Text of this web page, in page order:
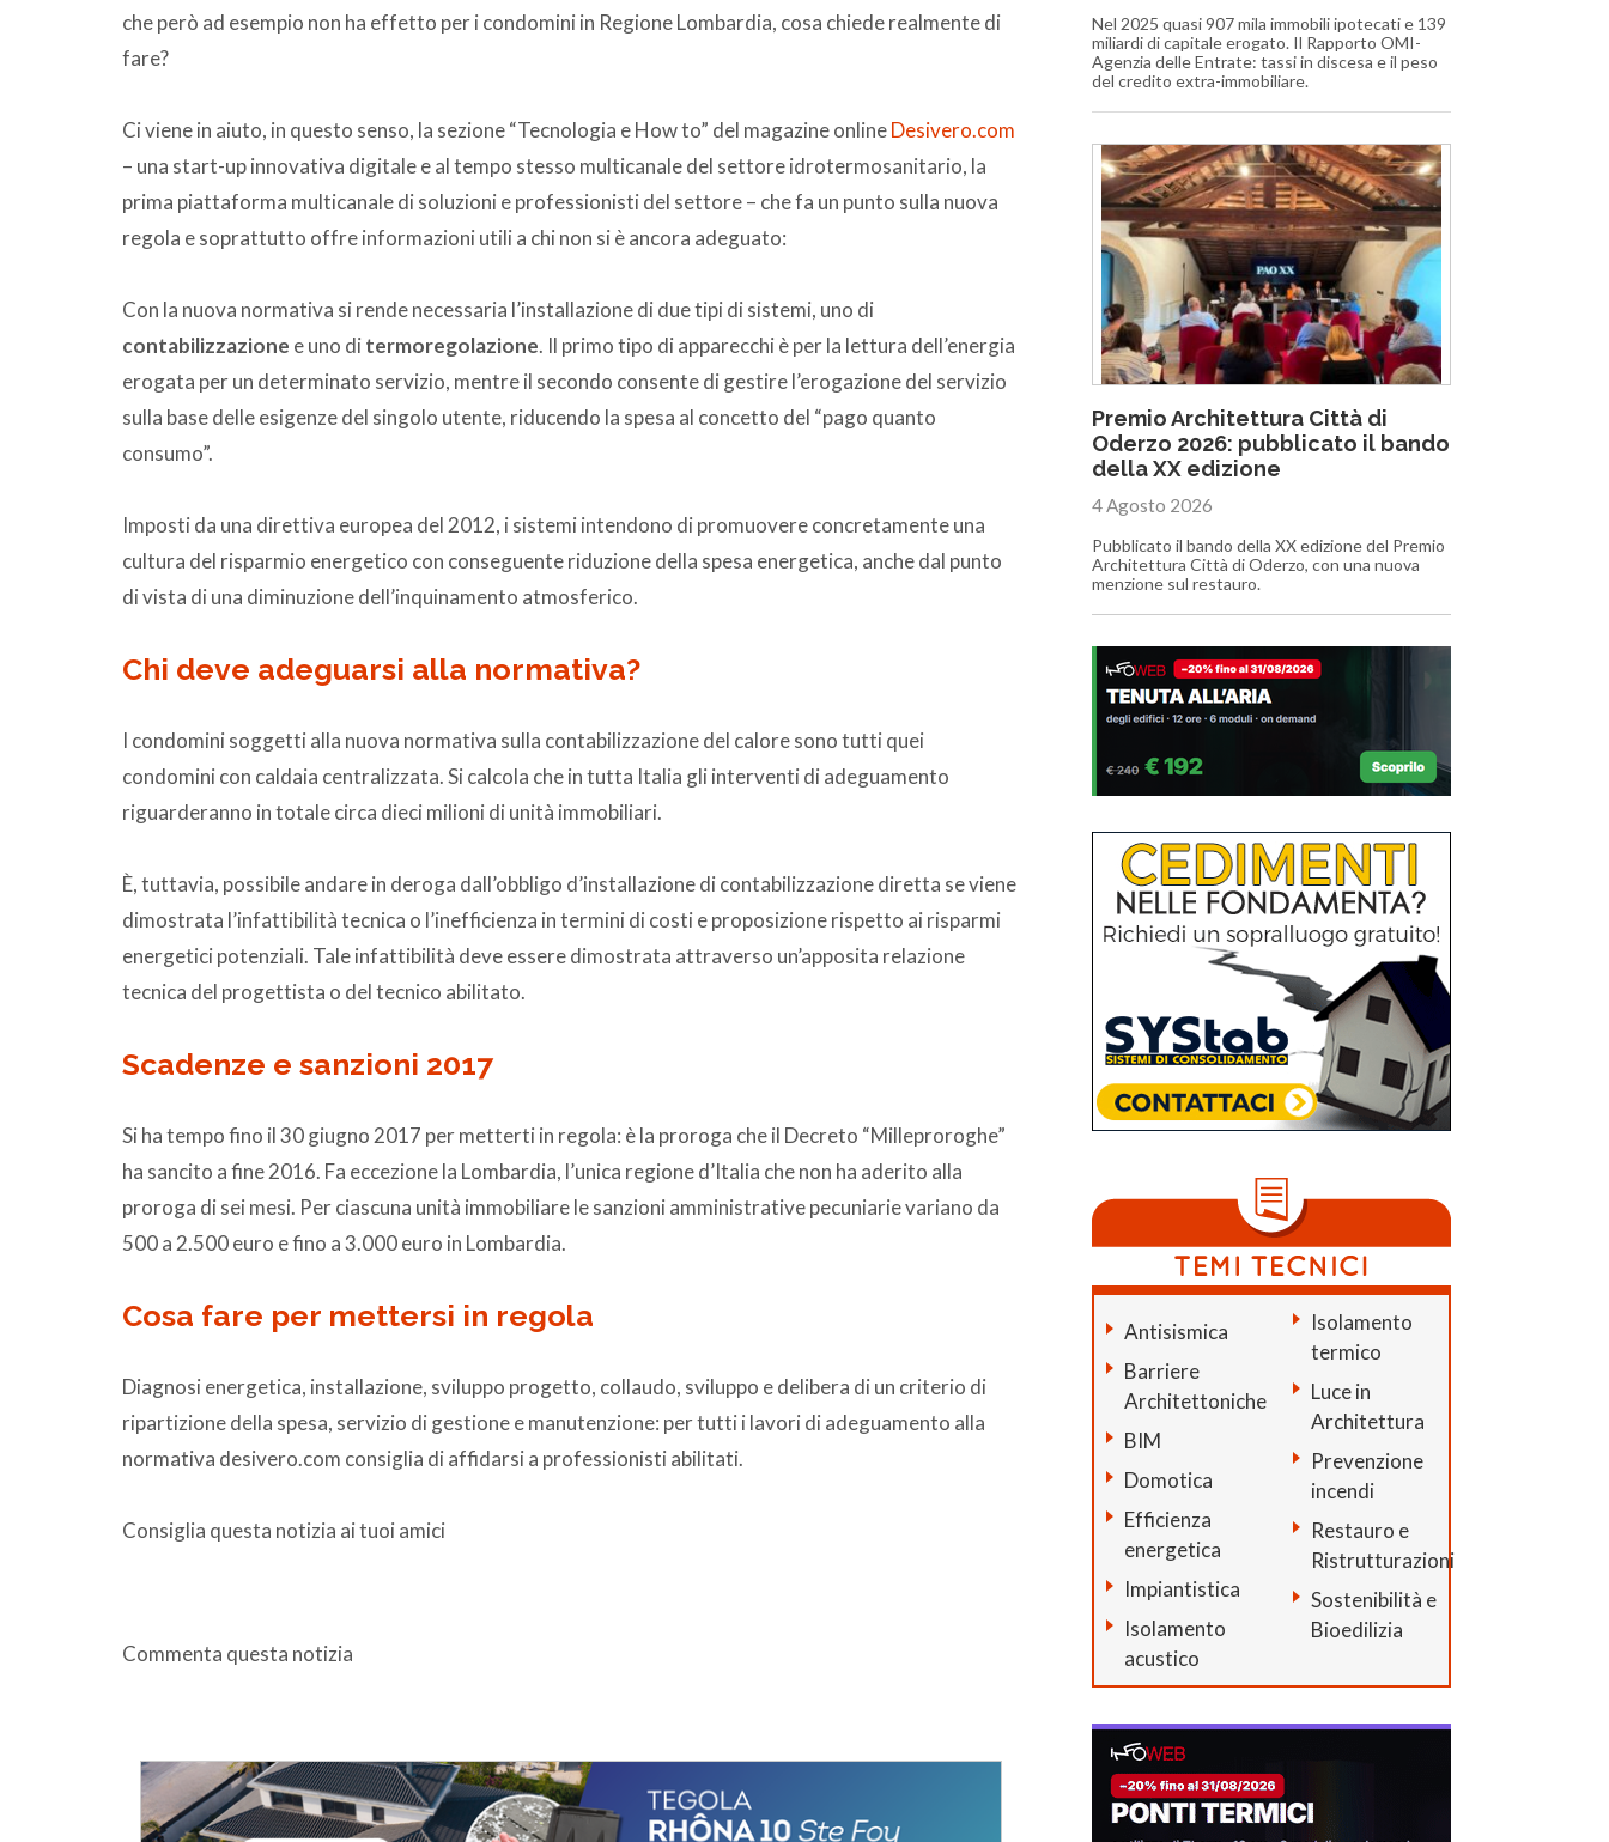
che però ad esempio non ha effetto per i condomini in Regione Lombardia, cosa chiede realmente di
fare?
Ci viene in aiuto, in questo senso, la sezione “Tecnologia e How to” del magazine onlineDesivero.com
– una start-up innovativa digitale e al tempo stesso multicanale del settore idrotermosanitario, la
prima piattaforma multicanale di soluzioni e professionisti del settore – che fa un punto sulla nuova
regola e soprattutto offre informazioni utili a chi non si è ancora adeguato:
Con la nuova normativa si rende necessaria l’installazione di due tipi di sistemi, uno di
contabilizzazione e uno di termoregolazione. Il primo tipo di apparecchi è per la lettura dell’energia
erogata per un determinato servizio, mentre il secondo consente di gestire l’erogazione del servizio
sulla base delle esigenze del singolo utente, riducendo la spesa al concetto del “pago quanto
consumo”.
Imposti da una direttiva europea del 2012, i sistemi intendono di promuovere concretamente una
cultura del risparmio energetico con conseguente riduzione della spesa energetica, anche dal punto
di vista di una diminuzione dell’inquinamento atmosferico.
Chi deve adeguarsi alla normativa?
I condomini soggetti alla nuova normativa sulla contabilizzazione del calore sono tutti quei
condomini con caldaia centralizzata. Si calcola che in tutta Italia gli interventi di adeguamento
riguarderanno in totale circa dieci milioni di unità immobiliari.
È, tuttavia, possibile andare in deroga dall’obbligo d’installazione di contabilizzazione diretta se viene
dimostrata l’infattibilità tecnica o l’inefficienza in termini di costi e proposizione rispetto ai risparmi
energetici potenziali. Tale infattibilità deve essere dimostrata attraverso un’apposita relazione
tecnica del progettista o del tecnico abilitato.
Scadenze e sanzioni 2017
Si ha tempo fino il 30 giugno 2017 per metterti in regola: è la proroga che il Decreto “Milleproroghe”
ha sancito a fine 2016. Fa eccezione la Lombardia, l’unica regione d’Italia che non ha aderito alla
proroga di sei mesi. Per ciascuna unità immobiliare le sanzioni amministrative pecuniarie variano da
500 a 2.500 euro e fino a 3.000 euro in Lombardia.
Cosa fare per mettersi in regola
Diagnosi energetica, installazione, sviluppo progetto, collaudo, sviluppo e delibera di un criterio di
ripartizione della spesa, servizio di gestione e manutenzione: per tutti i lavori di adeguamento alla
normativa desivero.com consiglia di affidarsi a professionisti abilitati.
Consiglia questa notizia ai tuoi amici
Commenta questa notizia
Nel 2025 quasi 907 mila immobili ipotecati e 139
miliardi di capitale erogato. Il Rapporto OMI-
Agenzia delle Entrate: tassi in discesa e il peso
del credito extra-immobiliare.
Premio Architettura Città di
Oderzo 2026: pubblicato il bando
della XX edizione
4 Agosto 2026
Pubblicato il bando della XX edizione del Premio
Architettura Città di Oderzo, con una nuova
menzione sul restauro.
Antisismica
Barriere
Architettoniche
BIM
Domotica
Efficienza
energetica
Impiantistica
Isolamento
acustico
Isolamento
termico
Luce in
Architettura
Prevenzione
incendi
Restauro e
Ristrutturazioni
Sostenibilità e
Bioedilizia